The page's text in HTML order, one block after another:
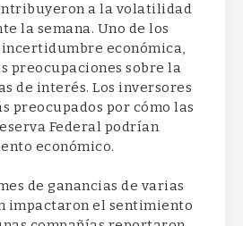
a la volatilidad
la semana. Uno de los
económica,
preocupaciones sobre la
de interés. Los inversores
preocupados por cómo las
Federal podrían
económico.
de ganancias de varias
impactaron el sentimiento